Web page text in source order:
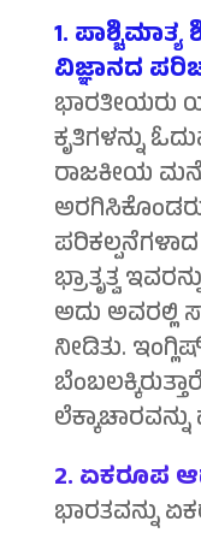
1. ಪಾಶ್ಚಿಮಾತ್ಯ
ವಿಜ್ಞಾನದ
ಭಾರತೀಯರು
ಕೃತಿಗಳನ್ನು
ರಾಜಕೀಯ
ಪರಿಕಲ್ಪನೆಗಳಾದ
ಭ್ರಾತೃತ್ವ
ಅದು ಅವರಲ್ಲಿ
ನೀಡಿತು.
2. ಏಕರೂಪ
ಭಾರತವನ್ನು